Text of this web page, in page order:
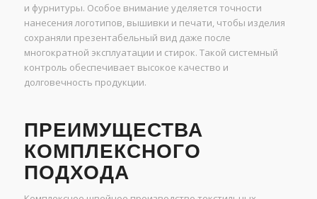
и фурнитуры. Особое внимание уделяется точности
нанесения логотипов, вышивки и печати, чтобы изделия
сохраняли презентабельный вид даже после
многократной эксплуатации и стирок. Такой системный
контроль обеспечивает высокое качество и
долговечность продукции.
ПРЕИМУЩЕСТВА
КОМПЛЕКСНОГО
ПОДХОДА